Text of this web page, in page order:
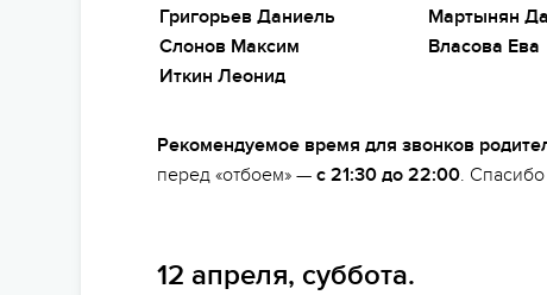
Григорьев Даниель
Слонов Максим
Иткин Леонид
Мартынян
Власова Ева
Рекомендуемое время для звонков
перед «отбоем» — с 21:30 до 22:00.
12 апреля, суббота.